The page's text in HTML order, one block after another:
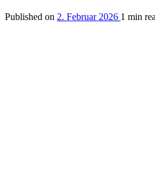
Published on 2. Februar 2026 1 min